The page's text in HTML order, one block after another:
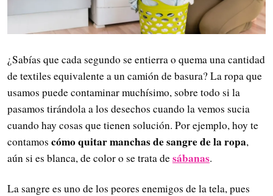
¿Sabías que cada segundo se entierra o quema una cantidad
de textiles equivalente a un camión de basura? La ropa que
usamos puede contaminar muchísimo, sobre todo si la
pasamos tirándola a los desechos cuando la vemos sucia
cuando hay cosas que tienen solución. Por ejemplo, hoy te
contamos cómo quitar manchas de sangre de la ropa,
aún si es blanca, de color o se trata desábanas.
La sangre es uno de los peores enemigos de la tela, pues